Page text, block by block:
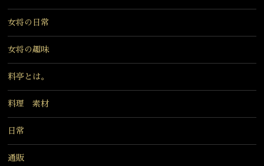
女将の日常
女将の趣味
料亭とは。
料理 素材
日常
通販